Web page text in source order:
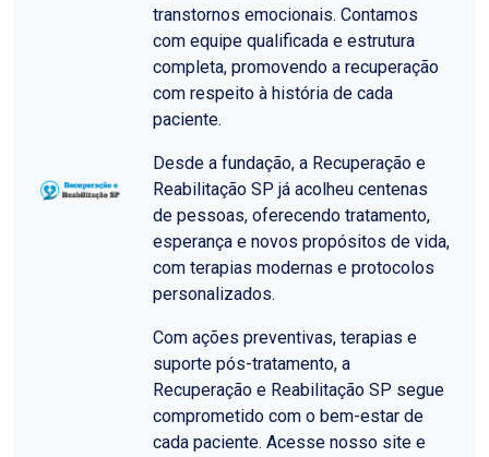
transtornos emocionais. Contamos
com equipe qualificada e estrutura
completa, promovendo a recuperação
com respeito à história de cada
paciente.
Desde a fundação, a Recuperação e
Reabilitação SP já acolheu centenas
de pessoas, oferecendo tratamento,
esperança e novos propósitos de vida,
com terapias modernas e protocolos
personalizados.
Com ações preventivas, terapias e
suporte pós-tratamento, a
Recuperação e Reabilitação SP segue
comprometido com o bem-estar de
cada paciente. Acesse nosso site e